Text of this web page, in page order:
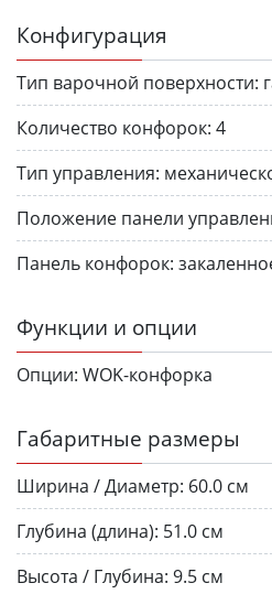
Конфигурация
Тип варочной поверхности:
Количество конфорок: 4
Тип управления:
Положение панели
Панель конфорок:
Функции и опции
Опции: WOK-конфорка
Габаритные размеры
Ширина / Диаметр: 60.0 см
Глубина (длина): 51.0 см
Высота / Глубина: 9.5 см